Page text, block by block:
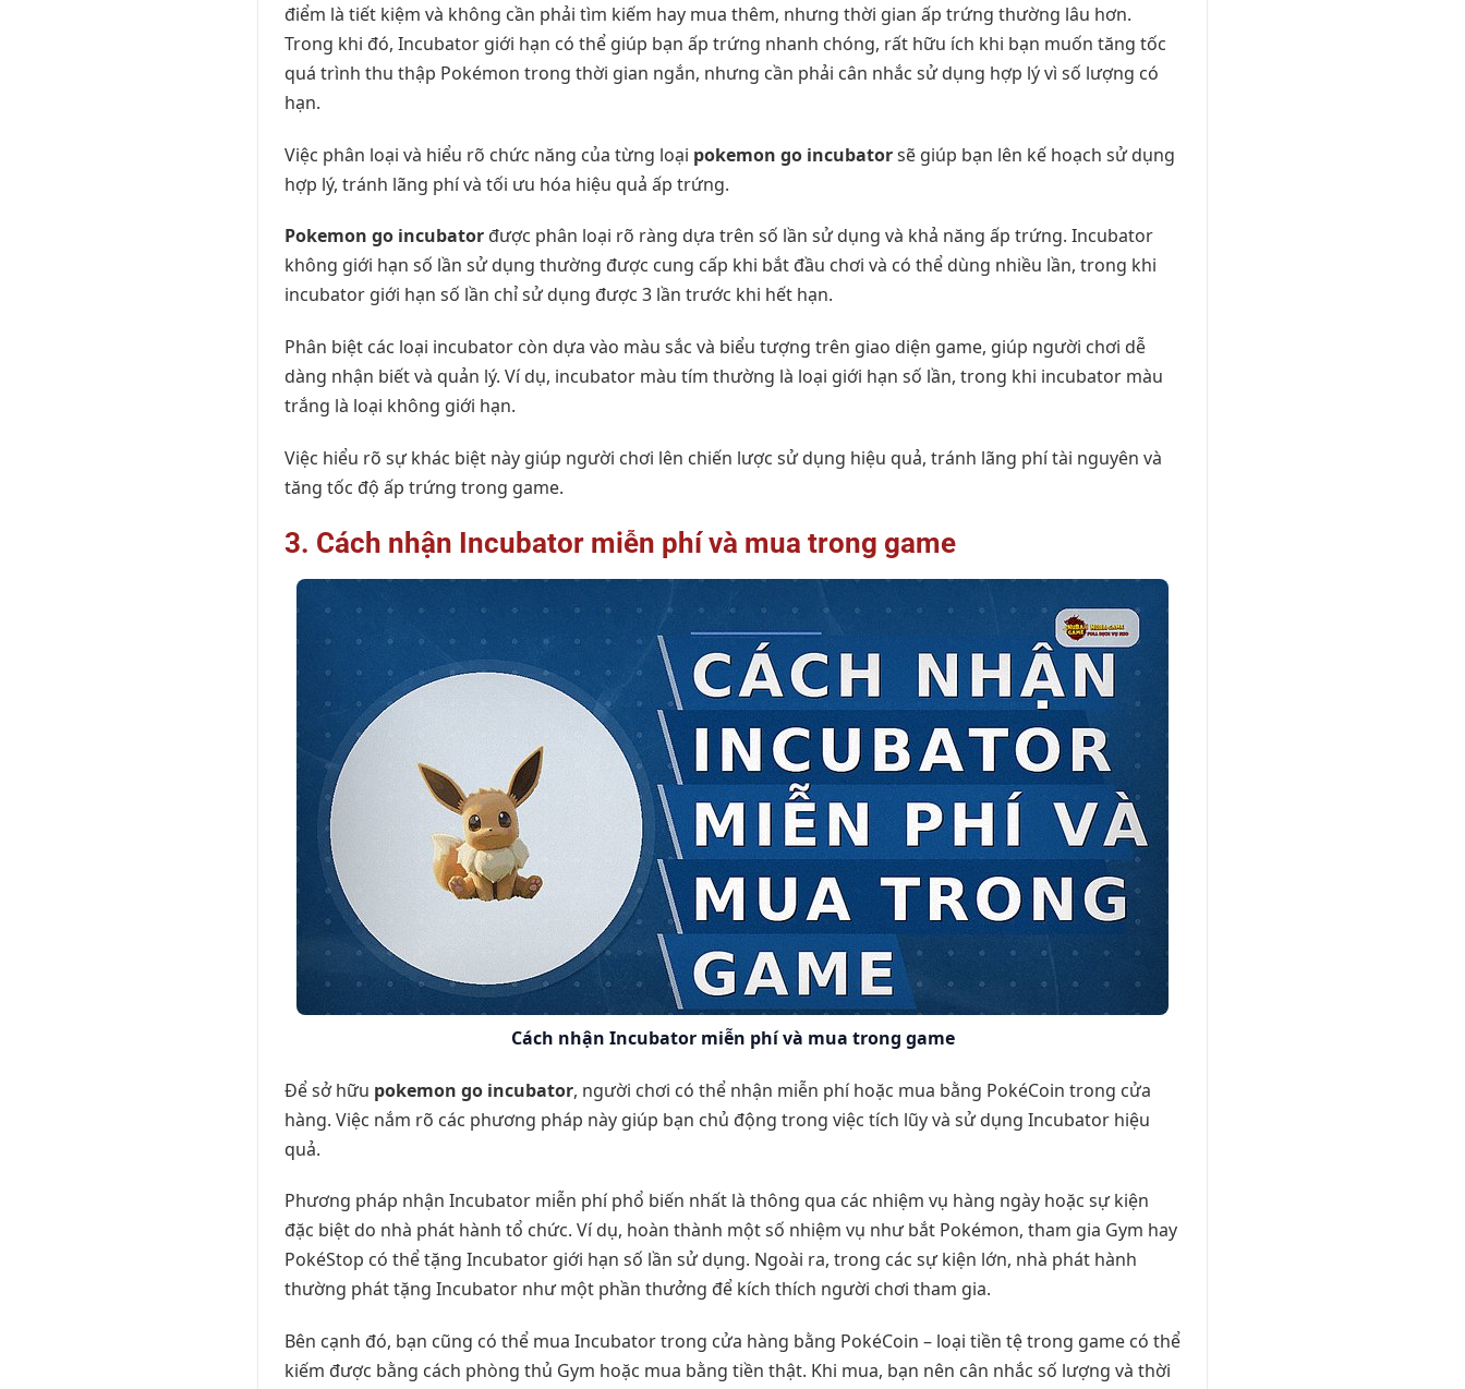
điểm là tiết kiệm và không cần phải tìm kiếm hay mua thêm, nhưng thời gian ấp trứng thường lâu hơn.
Trong khi đó, Incubator giới hạn có thể giúp bạn ấp trứng nhanh chóng, rất hữu ích khi bạn muốn tăng tốc
quá trình thu thập Pokémon trong thời gian ngắn, nhưng cần phải cân nhắc sử dụng hợp lý vì số lượng có
hạn.
Việc phân loại và hiểu rõ chức năng của từng loại pokemon go incubatorsẽ giúp bạn lên kế hoạch sử dụng
hợp lý, tránh lãng phí và tối ưu hóa hiệu quả ấp trứng.
Pokemon go incubator được phân loại rõ ràng dựa trên số lần sử dụng và khả năng ấp trứng. Incubator
không giới hạn số lần sử dụng thường được cung cấp khi bắt đầu chơi và có thể dùng nhiều lần, trong khi
incubator giới hạn số lần chỉ sử dụng được 3 lần trước khi hết hạn.
Phân biệt các loại incubator còn dựa vào màu sắc và biểu tượng trên giao diện game, giúp người chơi dễ
dàng nhận biết và quản lý. Ví dụ, incubator màu tím thường là loại giới hạn số lần, trong khi incubator màu
trắng là loại không giới hạn.
Việc hiểu rõ sự khác biệt này giúp người chơi lên chiến lược sử dụng hiệu quả, tránh lãng phí tài nguyên và
tăng tốc độ ấp trứng trong game.
3. Cách nhận Incubator miễn phí và mua trong game
Cách nhận Incubator miễn phí và mua trong game
Để sở hữu pokemon go incubator, người chơi có thể nhận miễn phí hoặc mua bằng PokéCoin trong cửa
hàng. Việc nắm rõ các phương pháp này giúp bạn chủ động trong việc tích lũy và sử dụng Incubator hiệu
quả.
Phương pháp nhận Incubator miễn phí phổ biến nhất là thông qua các nhiệm vụ hàng ngày hoặc sự kiện
đặc biệt do nhà phát hành tổ chức. Ví dụ, hoàn thành một số nhiệm vụ như bắt Pokémon, tham gia Gym hay
PokéStop có thể tặng Incubator giới hạn số lần sử dụng. Ngoài ra, trong các sự kiện lớn, nhà phát hành
thường phát tặng Incubator như một phần thưởng để kích thích người chơi tham gia.
Bên cạnh đó, bạn cũng có thể mua Incubator trong cửa hàng bằng PokéCoin – loại tiền tệ trong game có thể
kiếm được bằng cách phòng thủ Gym hoặc mua bằng tiền thật. Khi mua, bạn nên cân nhắc số lượng và thời